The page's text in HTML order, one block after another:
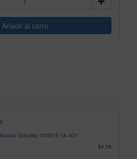
Schottky 1N5819 1A 40V
$0.26